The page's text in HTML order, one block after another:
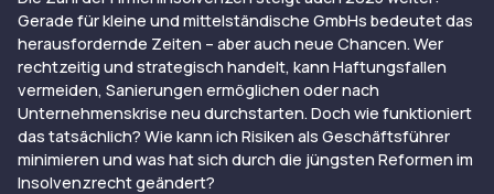
Gerade für kleine und mittelständische GmbHs bedeutet das
herausfordernde Zeiten – aber auch neue Chancen. Wer
rechtzeitig und strategisch handelt, kann Haftungsfallen
vermeiden, Sanierungen ermöglichen oder nach
Unternehmenskrise neu durchstarten. Doch wie funktioniert
das tatsächlich? Wie kann ich Risiken als Geschäftsführer
minimieren und was hat sich durch die jüngsten Reformen im
Insolvenzrecht geändert?